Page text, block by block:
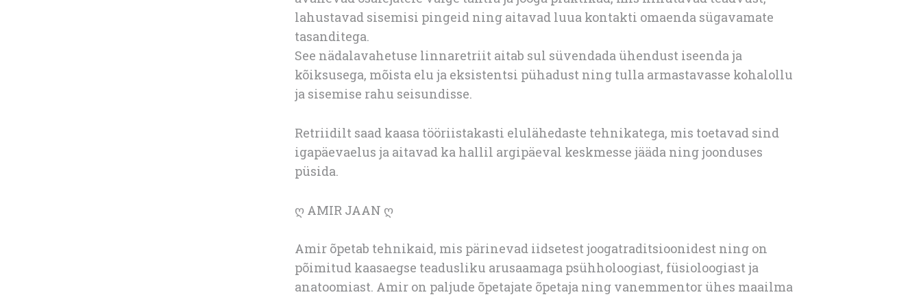
lahustavad sisemisi pingeid ning aitavad luua kontakti omaenda sügavamate
tasanditega.
See nädalavahetuse linnaretriit aitab sul süvendada ühendust iseenda ja
kõiksusega, mõista elu ja eksistentsi pühadust ning tulla armastavasse kohalollu
ja sisemise rahu seisundisse.
Retriidilt saad kaasa tööriistakasti elulähedaste tehnikatega, mis toetavad sind
igapäevaelus ja aitavad ka hallil argipäeval keskmesse jääda ning joonduses
püsida.
ღ AMIR JAAN ღ
Amir õpetab tehnikaid, mis pärinevad iidsetest joogatraditsioonidest ning on
põimitud kaasaegse teadusliku arusaamaga psühholoogiast, füsioloogiast ja
anatoomiast. Amir on paljude õpetajate õpetaja ning vanemmentor ühes maailma